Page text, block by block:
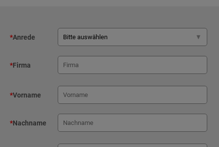
*Anrede
*Firma
*Vorname
*Nachname